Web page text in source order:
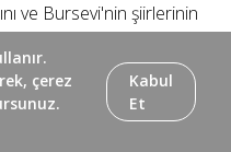
ve Bursevi'nin şiirlerinin
sesinden "Pay" isimli şiiri
çerez
Kabul
Et